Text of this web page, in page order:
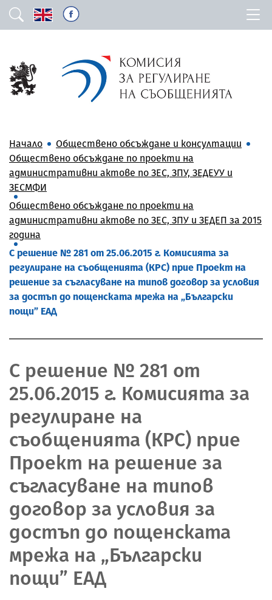
Начало
Обществено обсъждане и консултации
Обществено обсъждане по проекти на
административни актове по ЗЕС, ЗПУ, ЗЕДЕУУ и
ЗЕСМФИ
Обществено обсъждане по проекти на
административни актове по ЗЕС, ЗПУ и ЗЕДЕП за 2015
година
С решение № 281 от 25.06.2015 г. Комисията за
регулиране на съобщенията (КРС) прие Проект на
решение за съгласуване на типов договор за условия
за достъп до пощенската мрежа на „Български
пощи” ЕАД
С решение № 281 от
25.06.2015 г. Комисията за
регулиране на
съобщенията (КРС) прие
Проект на решение за
съгласуване на типов
договор за условия за
достъп до пощенската
мрежа на „Български
пощи” ЕАД